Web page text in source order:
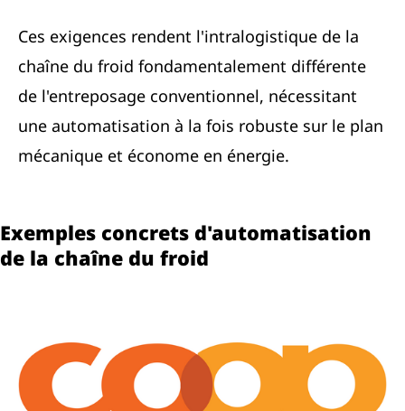
Ces exigences rendent l'intralogistique de la
chaîne du froid fondamentalement différente
de l'entreposage conventionnel, nécessitant
une automatisation à la fois robuste sur le plan
mécanique et économe en énergie.
Exemples concrets d'automatisation
de la chaîne du froid